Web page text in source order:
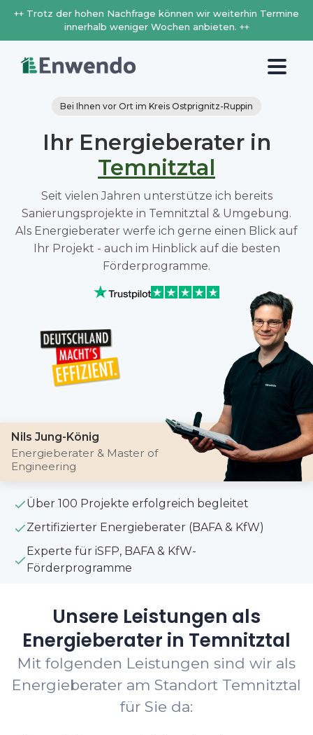
++ Trotz der hohen Nachfrage können wir weiterhin Termine
innerhalb weniger Wochen anbieten. ++
Bei Ihnen vor Ort im Kreis Ostprignitz-Ruppin
Ihr Energieberater in
Temnitztal
Seit vielen Jahren unterstütze ich bereits
Sanierungsprojekte in Temnitztal & Umgebung.
Als Energieberater werfe ich gerne einen Blick auf
Ihr Projekt - auch im Hinblick auf die besten
Förderprogramme.
Nils Jung-König
Energieberater & Master of
Engineering
Über 100 Projekte erfolgreich begleitet
Zertifizierter Energieberater (BAFA & KfW)
Experte für iSFP, BAFA & KfW-
Förderprogramme
Unsere Leistungen als
Energieberater in Temnitztal
Mit folgenden Leistungen sind wir als
Energieberater am Standort Temnitztal
für Sie da: